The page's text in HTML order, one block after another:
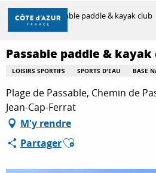
Aller
contenu
principal
DÉCOUVRIR
À FAIRE
SÉJOURNER
Accueil Passable paddle & kayak club
Passable paddle & kayak
LOISIRS SPORTIFS SPORTS D'EAU BASE
Plage de Passable, Chemin de
Jean-Cap-Ferrat
M'y rendre
PartagerAjouter aux favoris